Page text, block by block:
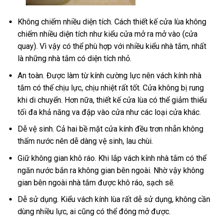
Không chiếm nhiều diện tích. Cách thiết kế cửa lùa không
chiếm nhiều diện tích như kiểu cửa mở ra mở vào (cửa
quay). Vì vậy có thể phù hợp với nhiều kiểu nhà tắm, nhất
là những nhà tắm có diện tích nhỏ.
An toàn. Được làm từ kính cường lực nên vách kính nhà
tắm có thể chịu lực, chịu nhiệt rất tốt. Cửa không bị rung
khi di chuyển. Hơn nữa, thiết kế cửa lùa có thể giảm thiểu
tối đa khả năng va đập vào cửa như các loại cửa khác.
Dễ vệ sinh. Cả hai bề mặt cửa kính đều trơn nhẵn không
thấm nước nên dễ dàng vệ sinh, lau chùi.
Giữ không gian khô ráo. Khi lắp vách kính nhà tắm có thể
ngăn nước bắn ra không gian bên ngoài. Nhờ vậy không
gian bên ngoài nhà tắm được khô ráo, sạch sẽ.
Dễ sử dụng. Kiểu vách kính lùa rất dễ sử dụng, không cần
dùng nhiều lực, ai cũng có thể đóng mở được.